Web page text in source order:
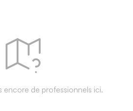
encore de professionnels ici.